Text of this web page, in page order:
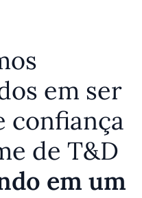
em ser
confiança
de T&D
em um